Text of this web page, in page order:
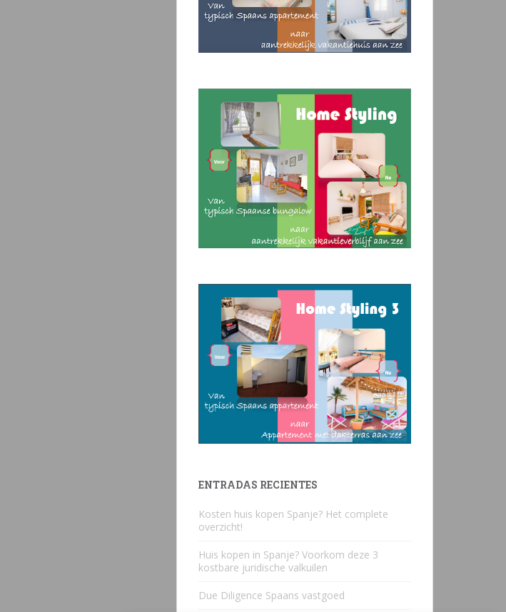
ENTRADAS RECIENTES
Kosten huis kopen Spanje? Het complete
overzicht!
Huis kopen in Spanje? Voorkom deze 3
kostbare juridische valkuilen
Due Diligence Spaans vastgoed